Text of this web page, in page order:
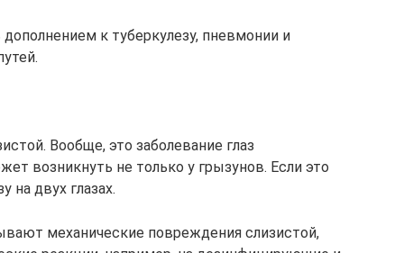
к туберкулезу, пневмонии и
Вообще, это заболевание глаз
возникнуть не только у грызунов. Если это
на двух глазах.
механические повреждения слизистой,